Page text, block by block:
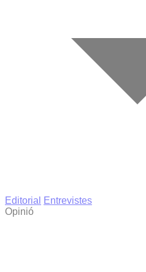
Editorial
Entrevistes
Opinió